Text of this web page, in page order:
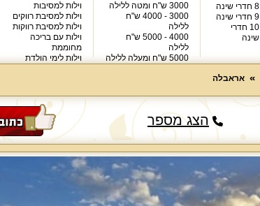
8 חדרי שינה
9 חדרי שינה
10 חדרי
שינה
3000 ש"ח ומטה ללילה
3000 - 4000 ש"ח
ללילה
4000 - 5000 ש"ח
ללילה
5000 ש"ח ומעלה ללילה
וילות למסיבות
וילות למסיבת רווקים
וילות למסיבת רווקות
וילות עם בריכה
מחוממת
וילות לימי הולדת
אראבלה
הצג מספר